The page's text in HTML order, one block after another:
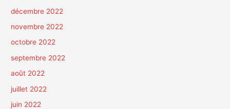
décembre 2022
novembre 2022
octobre 2022
septembre 2022
août 2022
juillet 2022
juin 2022